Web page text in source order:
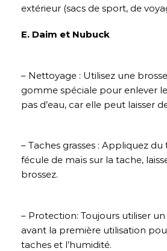
extérieur (sacs de sport, de
E. Daim et Nubuck
– Nettoyage : Utilisez une
gomme spéciale pour enlever
pas d’eau, car elle peut laisser
– Taches grasses : Appliquez
fécule de maïs sur la tache,
brossez.
– Protection: Toujours utiliser
avant la première utilisation
taches et l’humidité.